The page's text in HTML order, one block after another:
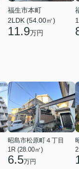
福生市本町
2LDK (54.00㎡)
11.9万円
昭島市松原町４丁目
1R (28.00㎡)
6.5万円